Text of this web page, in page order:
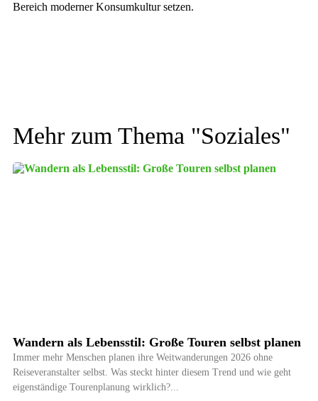
Bereich moderner Konsumkultur setzen.
Mehr zum Thema "Soziales"
Wandern als Lebensstil: Große Touren selbst planen
Immer mehr Menschen planen ihre Weitwanderungen 2026 ohne
Reiseveranstalter selbst. Was steckt hinter diesem Trend und wie geht
eigenständige Tourenplanung wirklich?